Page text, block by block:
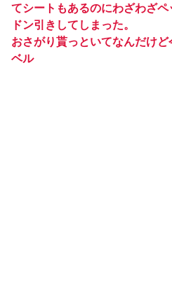
てシートもあるのにわざわざ
ドン引きしてしまった。
おさがり貰っといてなんだけ
ベル